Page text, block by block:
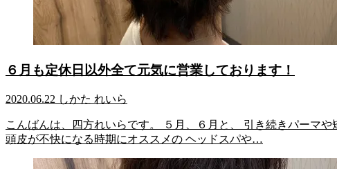
６月も定休日以外全て元気に営業しております！
2020.06.22 しかた れいら
こんばんは、四方れいらです。 ５月、６月と、 引き続きパーマ
頭皮が不快になる時期にオススメの ヘッドスパや…